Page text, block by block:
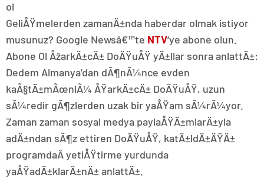
GeliÅŸmelerden zamanÄ±nda haberdar olmak istiyor
musunuz? Google Newsâ€™te NTV‘ye abone olun.
Abone Ol ÅžarkÄ±cÄ± DoÄŸuÅŸ yÄ±llar sonra anlattÄ±:
Dedem Almanya’dan dÃ¶nÃ¼nce evden
kaÃ§tÄ±mÃœnlÃ¼ ÅŸarkÄ±cÄ± DoÄŸuÅŸ, uzun
sÃ¼redir gÃ¶zlerden uzak bir yaÅŸam sÃ¼rÃ¼yor.
Zaman zaman sosyal medya paylaÅŸÄ±mlarÄ±yla
adÄ±ndan sÃ¶z ettiren DoÄŸuÅŸ, katÄ±ldÄ±ÄŸÄ±
programdaÂ yetiÅŸtirme yurdunda
yaÅŸadÄ±klarÄ±nÄ± anlattÄ±.